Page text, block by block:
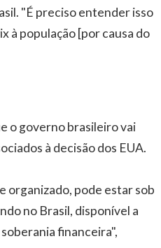
"É preciso entender isso
à população [por causa do
o governo brasileiro vai
à decisão dos EUA.
organizado, pode estar sob
no Brasil, disponível a
financeira",